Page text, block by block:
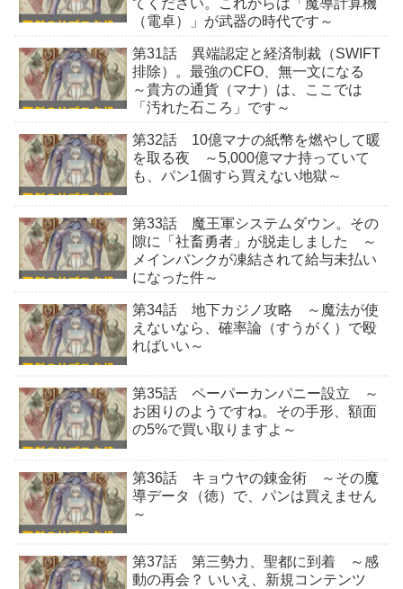
（電卓）」が武器の時代です～
第31話 異端認定と経済制裁（SWIFT
排除）。最強のCFO、無一文になる
～貴方の通貨（マナ）は、ここでは
「汚れた石ころ」です～
第32話 10億マナの紙幣を燃やして暖
を取る夜 ～5,000億マナ持っていて
も、パン1個すら買えない地獄～
第33話 魔王軍システムダウン。その
隙に「社畜勇者」が脱走しました ～
メインバンクが凍結されて給与未払い
になった件～
第34話 地下カジノ攻略 ～魔法が使
えないなら、確率論（すうがく）で殴
ればいい～
第35話 ペーパーカンパニー設立 ～
お困りのようですね。その手形、額面
の5%で買い取りますよ～
第36話 キョウヤの錬金術 ～その魔
導データ（徳）で、パンは買えません
～
第37話 第三勢力、聖都に到着 ～感
動の再会？ いいえ、新規コンテンツ